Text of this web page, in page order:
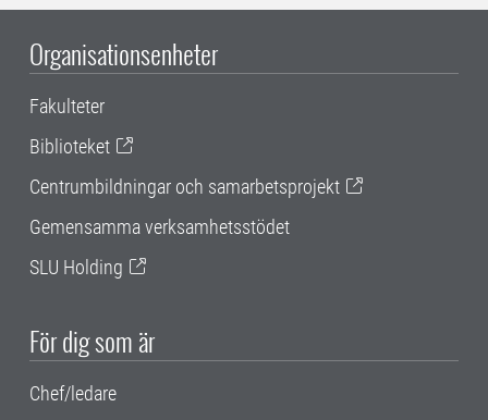
Organisationsenheter
Fakulteter
Biblioteket
Centrumbildningar och samarbetsprojekt
Gemensamma verksamhetsstödet
SLU Holding
För dig som är
Chef/ledare